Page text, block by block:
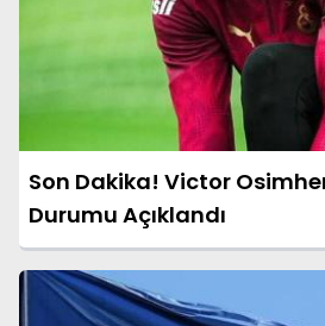
Son Dakika! Victor
Durumu Açıklandı